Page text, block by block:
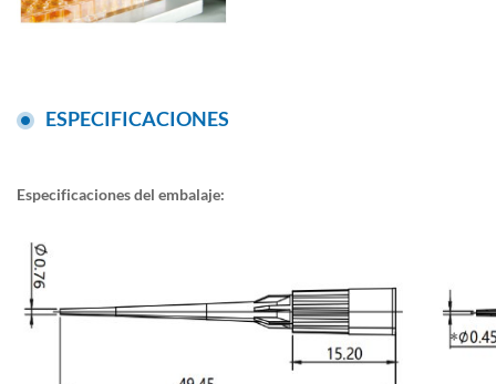
ESPECIFICACIONES
Especificaciones del embalaje: